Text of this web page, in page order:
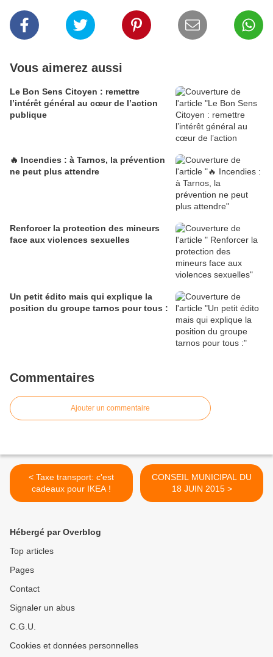
Vous aimerez aussi
Le Bon Sens Citoyen : remettre
l’intérêt général au cœur de l’action
publique
🔥 Incendies : à Tarnos, la prévention
ne peut plus attendre
Renforcer la protection des mineurs
face aux violences sexuelles
Un petit édito mais qui explique la
position du groupe tarnos pour tous :
Commentaires
Ajouter un commentaire
< Taxe transport: c'est
cadeaux pour IKEA !
CONSEIL MUNICIPAL DU
18 JUIN 2015 >
Hébergé par Overblog
Top articles
Pages
Contact
Signaler un abus
C.G.U.
Cookies et données personnelles